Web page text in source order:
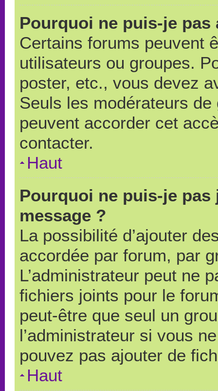
Pourquoi ne puis-je
Certains forums peuvent
utilisateurs ou groupes.
poster, etc., vous devez
Seuls les modérateurs
peuvent accorder cet
contacter.
Haut
Pourquoi ne puis-je
message ?
La possibilité d’ajouter
accordée par forum, par
L’administrateur peut ne
fichiers joints pour le
peut-être que seul un
l’administrateur si vous
pouvez pas ajouter de
Haut